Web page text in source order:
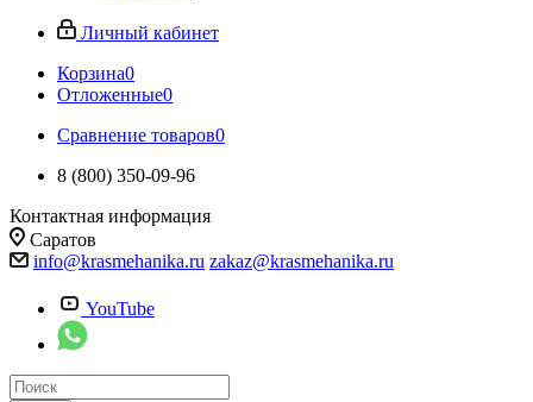
Личный кабинет
Корзина0
Отложенные0
Сравнение товаров0
8 (800) 350-09-96
Контактная информация
Саратов
info@krasmehanika.ru zakaz@krasmehanika.ru
YouTube